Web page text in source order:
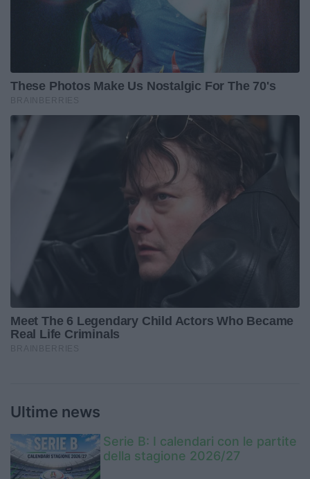
Ultime news
Serie B: I calendari con le partite
della stagione 2026/27